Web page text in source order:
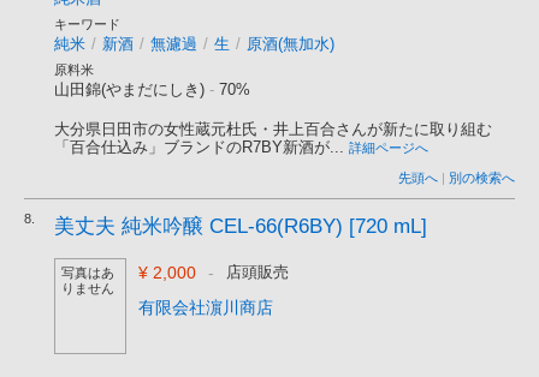
キーワード
純米 / 新酒 / 無濾過 / 生 / 原酒(無加水)
原料米
山田錦(やまだにしき) - 70%
大分県日田市の女性蔵元杜氏・井上百合さんが新たに取り組む
「百合仕込み」ブランドのR7BY新酒が... 詳細ページへ
先頭へ | 別の検索へ
8. 美丈夫 純米吟醸 CEL-66(R6BY) [720 mL]
写真はあ
りません
¥ 2,000 - 店頭販売
有限会社濵川商店